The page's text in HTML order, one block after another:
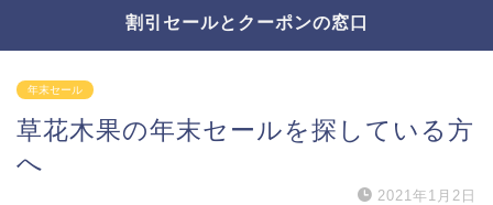
割引セールとクーポンの窓口
年末セール
草花木果の年末セールを探している方
へ
2021年1月2日